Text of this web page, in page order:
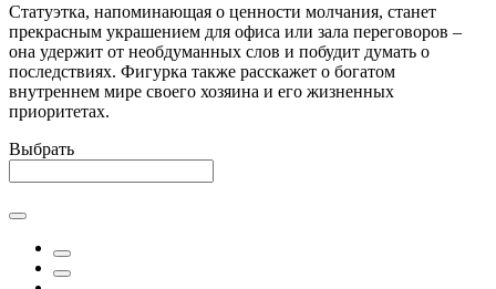
Статуэтка, напоминающая о ценности молчания, станет
прекрасным украшением для офиса или зала переговоров –
она удержит от необдуманных слов и побудит думать о
последствиях. Фигурка также расскажет о богатом
внутреннем мире своего хозяина и его жизненных
приоритетах.
Выбрать